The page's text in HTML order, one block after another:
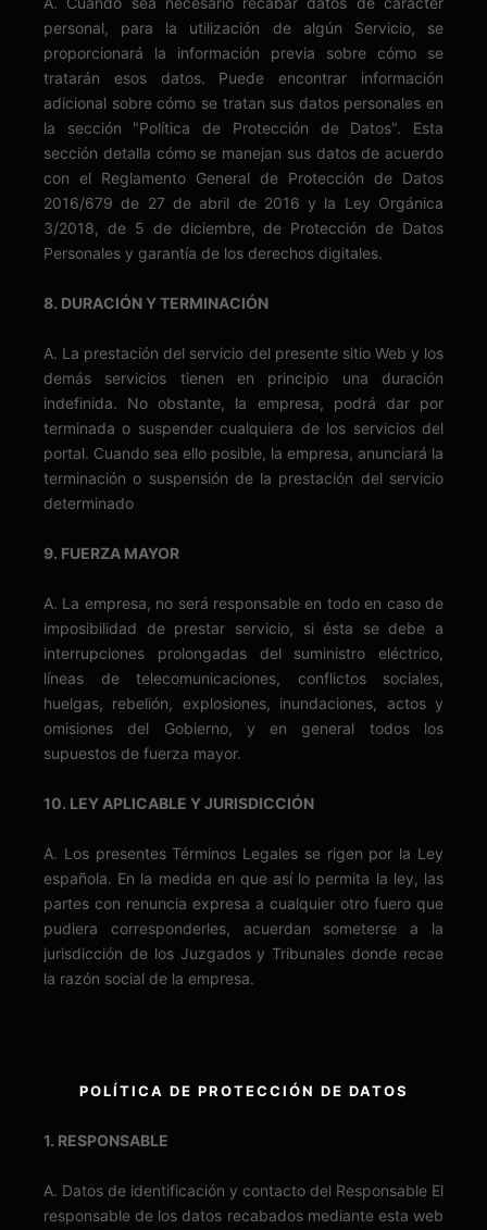
personal, para la utilización de algún Servicio, se
proporcionará la información previa sobre cómo se
tratarán esos datos. Puede encontrar información
adicional sobre cómo se tratan sus datos personales en
la sección "Política de Protección de Datos". Esta
sección detalla cómo se manejan sus datos de acuerdo
con el Reglamento General de Protección de Datos
2016/679 de 27 de abril de 2016 y la Ley Orgánica
3/2018, de 5 de diciembre, de Protección de Datos
Personales y garantía de los derechos digitales.
8. DURACIÓN Y TERMINACIÓN
A. La prestación del servicio del presente sitio Web y los
demás servicios tienen en principio una duración
indefinida. No obstante, la empresa, podrá dar por
terminada o suspender cualquiera de los servicios del
portal. Cuando sea ello posible, la empresa, anunciará la
terminación o suspensión de la prestación del servicio
determinado
9. FUERZA MAYOR
A. La empresa, no será responsable en todo en caso de
imposibilidad de prestar servicio, si ésta se debe a
interrupciones prolongadas del suministro eléctrico,
líneas de telecomunicaciones, conflictos sociales,
huelgas, rebelión, explosiones, inundaciones, actos y
omisiones del Gobierno, y en general todos los
supuestos de fuerza mayor.
10. LEY APLICABLE Y JURISDICCIÓN
A. Los presentes Términos Legales se rigen por la Ley
española. En la medida en que así lo permita la ley, las
partes con renuncia expresa a cualquier otro fuero que
pudiera corresponderles, acuerdan someterse a la
jurisdicción de los Juzgados y Tribunales donde recae
la razón social de la empresa.
POLÍTICA DE PROTECCIÓN DE DATOS
1. RESPONSABLE
A. Datos de identificación y contacto del Responsable El
responsable de los datos recabados mediante esta web